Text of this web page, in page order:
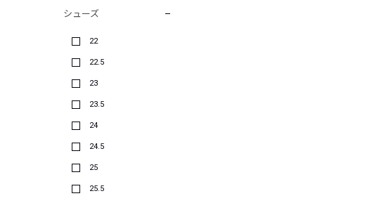
シューズ
22
22.5
23
23.5
24
24.5
25
25.5